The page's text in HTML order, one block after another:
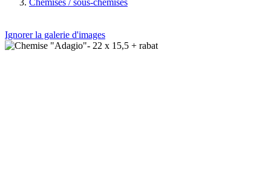
Ignorer la galerie d'images